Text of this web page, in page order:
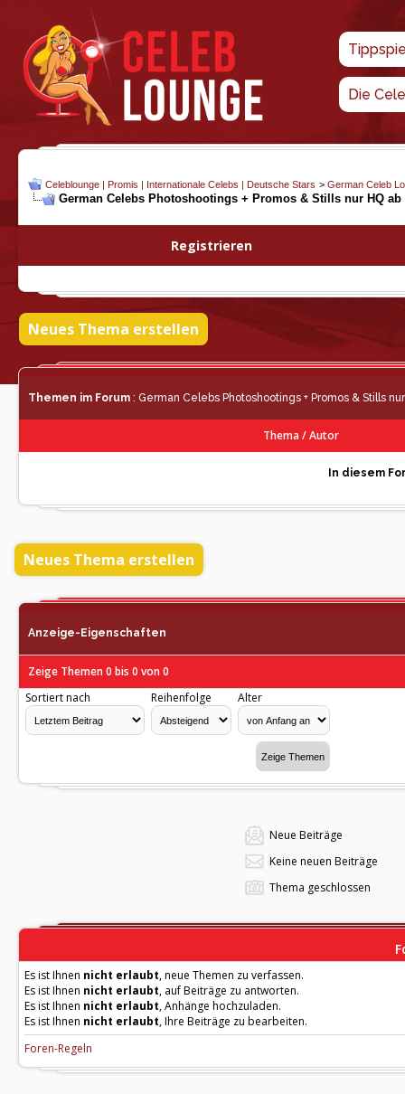
Die
Celeblounge | Promis | Internationale Celebs | Deutsche Stars > German Celeb
German Celebs Photoshootings + Promos & Stills nur HQ ab
Registrieren
Neues Thema erstellen
Themen im Forum : German Celebs Photoshootings + Promos & Stills
Thema/Autor
In diesem
Neues Thema erstellen
Anzeige-Eigenschaften
Zeige Themen 0 bis 0 von 0
Sortiert nach
Reihenfolge Alter
Neue Beiträge
Keine neuen Beiträge
Thema geschlossen
Es ist Ihnen nicht erlaubt, neue Themen zu verfassen.
Es ist Ihnen nicht erlaubt, auf Beiträge zu antworten.
Es ist Ihnen nicht erlaubt, Anhänge hochzuladen.
Es ist Ihnen nicht erlaubt, Ihre Beiträge zu bearbeiten.
Foren-Regeln